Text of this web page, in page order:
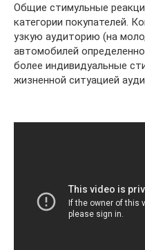
Общие стимульные
категории покупателей.
узкую аудиторию (на
автомобилей
более индивидуальные
жизненной ситуацией